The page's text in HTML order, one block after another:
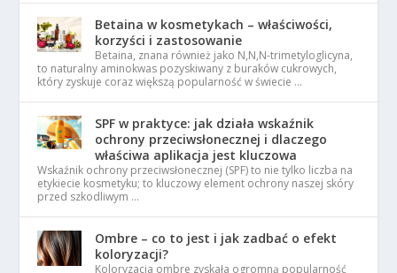
Betaina w kosmetykach – właściwości,
korzyści i zastosowanie
Betaina, znana również jako N,N,N-trimetyloglicyna,
to naturalny aminokwas pozyskiwany z buraków cukrowych,
który zyskuje coraz większą popularność w świecie …
SPF w praktyce: jak działa wskaźnik
ochrony przeciwsłonecznej i dlaczego
właściwa aplikacja jest kluczowa
Wskaźnik ochrony przeciwsłonecznej (SPF) to nie tylko liczba na
etykiecie kosmetyku; to kluczowy element ochrony naszej skóry
przed szkodliwym …
Ombre – co to jest i jak zadbać o efekt
koloryzacji?
Koloryzacja ombre zyskała ogromną popularność